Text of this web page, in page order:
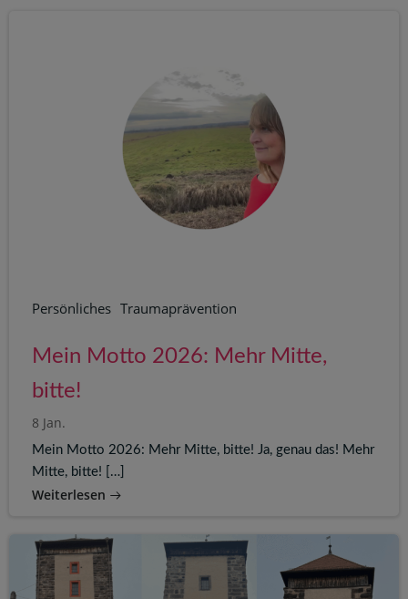
Persönliches Traumaprävention
Mein Motto 2026: Mehr Mitte,
bitte!
8 Jan.
Mein Motto 2026: Mehr Mitte, bitte! Ja, genau das! Mehr
Mitte, bitte! […]
Weiterlesen